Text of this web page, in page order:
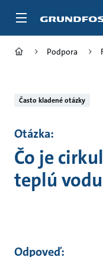
Podpora
Často kladené otázky
Otázka:
Čo je
teplú
Odpoveď: